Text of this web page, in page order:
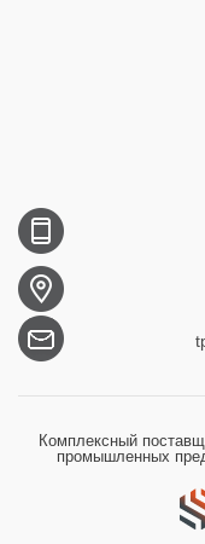
Комплексный
промышленных